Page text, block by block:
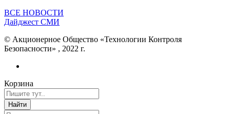
ВСЕ НОВОСТИ
Дайджест СМИ
© Акционерное Общество «Технологии Контроля
Безопасности» , 2022 г.
Корзина